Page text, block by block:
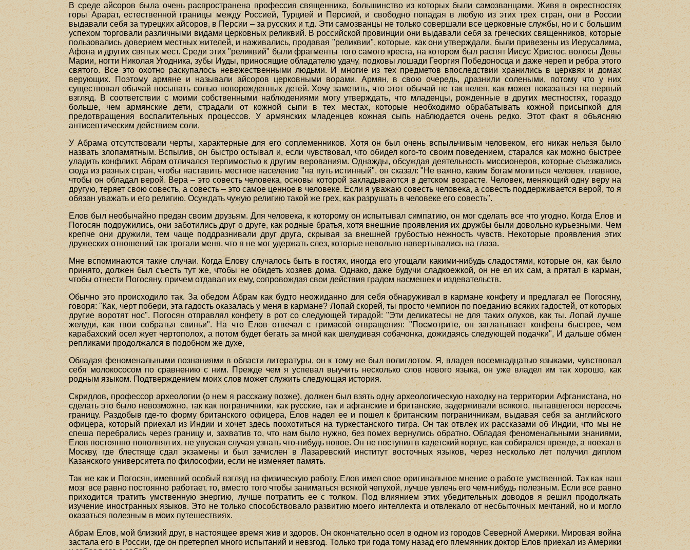
В среде айсоров была очень распространена профессия священника, большинство из которых были самозванцами. Живя в окрестностях
горы Арарат, естественной границы между Россией, Турцией и Персией, и свободно попадая в любую из этих трех стран, они в России
выдавали себя за турецких айсоров, в Персии – за русских и т.д. Эти самозванцы не только совершали все церковные службы, но и с большим
успехом торговали различными видами церковных реликвий. В российской провинции они выдавали себя за греческих священников, которые
пользовались доверием местных жителей, и наживались, продавая "реликвии", которые, как они утверждали, были привезены из Иерусалима,
Афона и других святых мест. Среди этих "реликвий" были фрагменты того самого креста, на котором был распят Иисус Христос, волосы Девы
Марии, ногти Николая Угодника, зубы Иуды, приносящие обладателю удачу, подковы лошади Георгия Победоносца и даже череп и ребра этого
святого. Все это охотно раскупалось невежественными людьми. И многие из тех предметов впоследствии хранились в церквях и домах
верующих. Поэтому армяне и называли айсоров церковными ворами. Армян, в свою очередь, дразнили солеными, потому что у них
существовал обычай посыпать солью новорожденных детей. Хочу заметить, что этот обычай не так нелеп, как может показаться на первый
взгляд. В соответствии с моими собственными наблюдениями могу утверждать, что младенцы, рожденные в других местностях, гораздо
больше, чем армянские дети, страдали от кожной сыпи в тех местах, которые необходимо обрабатывать кожной присыпкой для
предотвращения воспалительных процессов. У армянских младенцев кожная сыпь наблюдается очень редко. Этот факт я объясняю
антисептическим действием соли.
У Абрама отсутствовали черты, характерные для его соплеменников. Хотя он был очень вспыльчивым человеком, его никак нельзя было
назвать злопамятным. Вспылив, он быстро остывал и, если чувствовал, что обидел кого-то своим поведением, старался как можно быстрее
уладить конфликт. Абрам отличался терпимостью к другим верованиям. Однажды, обсуждая деятельность миссионеров, которые съезжались
сюда из разных стран, чтобы наставить местное население "на путь истинный", он сказал: "Не важно, каким богам молиться человек, главное,
чтобы он обладал верой. Вера – это совесть человека, основы которой закладываются в детском возрасте. Человек, меняющий одну веру на
другую, теряет свою совесть, а совесть – это самое ценное в человеке. Если я уважаю совесть человека, а совесть поддерживается верой, то я
обязан уважать и его религию. Осуждать чужую религию такой же грех, как разрушать в человеке его совесть".
Елов был необычайно предан своим друзьям. Для человека, к которому он испытывал симпатию, он мог сделать все что угодно. Когда Елов и
Погосян подружились, они заботились друг о друге, как родные братья, хотя внешние проявления их дружбы были довольно курьезными. Чем
крепче они дружили, тем чаще поддразнивали друг друга, скрывая за внешней грубостью нежность чувств. Некоторые проявления этих
дружеских отношений так трогали меня, что я не мог удержать слез, которые невольно навертывались на глаза.
Мне вспоминаются такие случаи. Когда Елову случалось быть в гостях, иногда его угощали какими-нибудь сладостями, которые он, как было
принято, должен был съесть тут же, чтобы не обидеть хозяев дома. Однако, даже будучи сладкоежкой, он не ел их сам, а прятал в карман,
чтобы отнести Погосяну, причем отдавал их ему, сопровождая свои действия градом насмешек и издевательств.
Обычно это происходило так. За обедом Абрам как будто неожиданно для себя обнаруживал в кармане конфету и предлагал ее Погосяну,
говоря: "Как, черт побери, эта гадость оказалась у меня в кармане? Лопай скорей, ты просто чемпион по поеданию всяких гадостей, от которых
другие воротят нос". Погосян отправлял конфету в рот со следующей тирадой: "Эти деликатесы не для таких олухов, как ты. Лопай лучше
желуди, как твои собратья свиньи". На что Елов отвечал с гримасой отвращения: "Посмотрите, он заглатывает конфеты быстрее, чем
карабахский осел жует чертополох, а потом будет бегать за мной как шелудивая собачонка, дожидаясь следующей подачки", И дальше обмен
репликами продолжался в подобном же духе,
Обладая феноменальными познаниями в области литературы, он к тому же был полиглотом. Я, владея восемнадцатью языками, чувствовал
себя молокососом по сравнению с ним. Прежде чем я успевал выучить несколько слов нового языка, он уже владел им так хорошо, как
родным языком. Подтверждением моих слов может служить следующая история.
Скридлов, профессор археологии (о нем я расскажу позже), должен был взять одну археологическую находку на территории Афганистана, но
сделать это было невозможно, так как пограничники, как русские, так и афганские и британские, задерживали всякого, пытавшегося пересечь
границу. Раздобыв где-то форму британского офицера, Елов надел ее и пошел к британским пограничникам, выдавая себя за английского
офицера, который приехал из Индии и хочет здесь поохотиться на туркестанского тигра. Он так отвлек их рассказами об Индии, что мы не
спеша перебрались через границу и, захватив то, что нам было нужно, без помех вернулись обратно. Обладая феноменальными знаниями,
Елов постоянно пополнял их, не упуская случая узнать что-нибудь новое. Он не поступил в кадетский корпус, как собирался прежде, а поехал в
Москву, где блестяще сдал экзамены и был зачислен в Лазаревский институт восточных языков, через несколько лет получил диплом
Казанского университета по философии, если не изменяет память.
Так же как и Погосян, имевший особый взгляд на физическую работу, Елов имел свое оригинальное мнение о работе умственной. Так как наш
мозг все равно постоянно работает, то, вместо того чтобы заниматься всякой чепухой, лучше увлечь его чем-нибудь полезным. Если все равно
приходится тратить умственную энергию, лучше потратить ее с толком. Под влиянием этих убедительных доводов я решил продолжать
изучение иностранных языков. Это не только способствовало развитию моего интеллекта и отвлекало от несбыточных мечтаний, но и могло
оказаться полезным в моих путешествиях.
Абрам Елов, мой близкий друг, в настоящее время жив и здоров. Он окончательно осел в одном из городов Северной Америки. Мировая война
застала его в России, где он претерпел много испытаний и невзгод. Только три года тому назад его племянник доктор Елов приехал из Америки